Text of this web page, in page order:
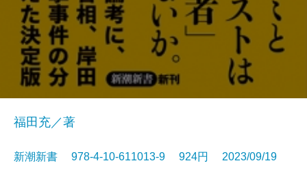
福田充／著
新潮新書 978-4-10-611013-9 924円 2023/09/19